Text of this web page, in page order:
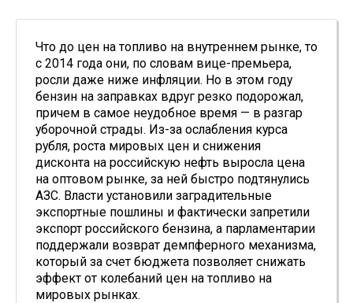
Что до цен на топливо на внутреннем рынке, то
с 2014 года они, по словам вице-премьера,
росли даже ниже инфляции. Но в этом году
бензин на заправках вдруг резко подорожал,
причем в самое неудобное время — в разгар
уборочной страды. Из-за ослабления курса
рубля, роста мировых цен и снижения
дисконта на российскую нефть выросла цена
на оптовом рынке, за ней быстро подтянулись
АЗС. Власти установили заградительные
экспортные пошлины и фактически запретили
экспорт российского бензина, а парламентарии
поддержали возврат демпферного механизма,
который за счет бюджета позволяет снижать
эффект от колебаний цен на топливо на
мировых рынках.